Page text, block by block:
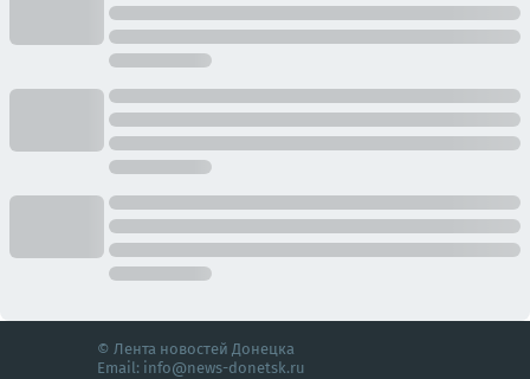
© Лента новостей Донецка
Email: info@news-donetsk.ru